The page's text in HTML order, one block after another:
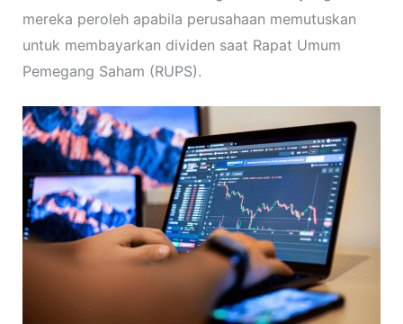
mereka peroleh apabila perusahaan memutuskan
untuk membayarkan dividen saat Rapat Umum
Pemegang Saham (RUPS).